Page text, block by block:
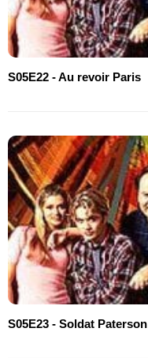
S05E22 - Au revoir Paris
S05E23 - Soldat Paterson